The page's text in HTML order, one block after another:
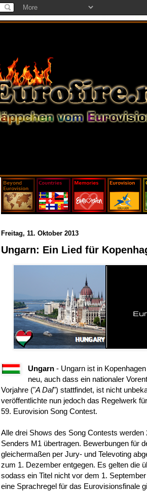
Freitag, 11. Oktober 2013
Ungarn: Ein Lied für
Ungarn - Ungarn ist in
neu, auch dass ein nationaler
Vorjahre ("A Dal") stattfindet, ist nicht
veröffentlichte nun jedoch das Regelwerk
59. Eurovision Song Contest.
Alle drei Shows des Song Contests
Senders M1 übertragen. Bewerbungen für
gleichermaßen per Jury- und Televoting
zum 1. Dezember entgegen. Es gelten die
sodass ein Titel nicht vor dem 1.
eine Sprachregel für das Eurovisionsfinale